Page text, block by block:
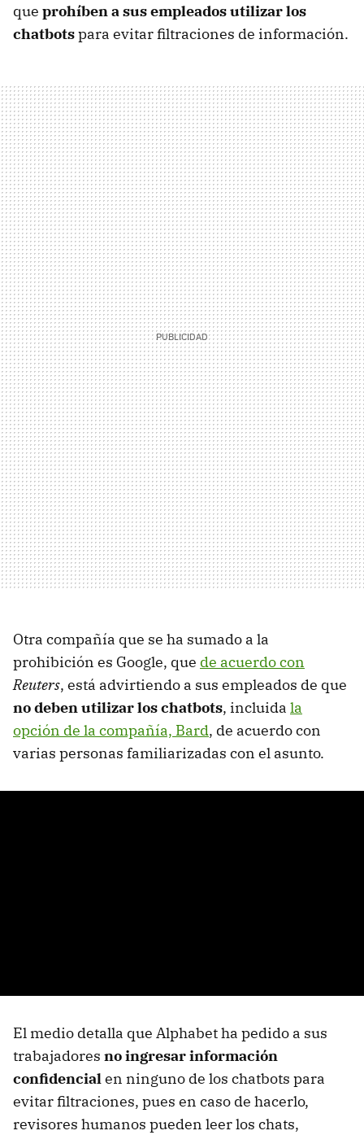
que prohíben a sus empleados utilizar los
chatbotspara evitar filtraciones de información.
Otra compañía que se ha sumado a la
prohibición es Google, que de acuerdo con
Reuters, está advirtiendo a sus empleados de que
no deben utilizar los chatbots, incluida la
opción de la compañía, Bard, de acuerdo con
varias personas familiarizadas con el asunto.
El medio detalla que Alphabet ha pedido a sus
trabajadores no ingresar información
confidencialen ninguno de los chatbots para
evitar filtraciones, pues en caso de hacerlo,
revisores humanos pueden leer los chats,